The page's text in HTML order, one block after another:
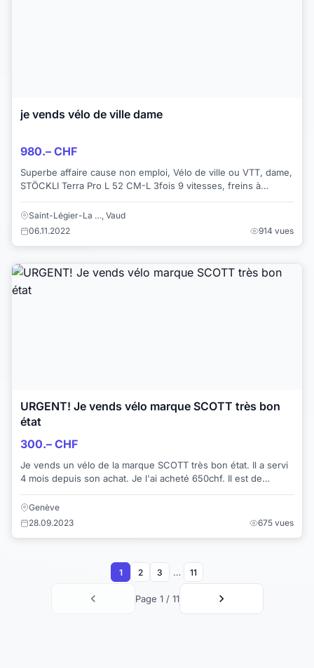
je vends vélo de ville dame
980.– CHF
Superbe affaire cause non emploi, Vélo de ville ou VTT, dame,
STÖCKLI Terra Pro L 52 CM-L 3fois 9 vitesses, freins à
disque, fourche téléscopique. ...
Saint-Légier-La …, Vaud
06.11.2022
914 vues
URGENT! Je vends vélo marque SCOTT très bon
état
300.– CHF
Je vends un vélo de la marque SCOTT très bon état. Il a servi
4 mois depuis son achat. Je l'ai acheté 650chf. Il est de
Genève
28.09.2023
675 vues
Page 1 / 11
1 2 3 … 11